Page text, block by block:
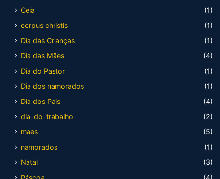
Ceia
(1)
corpus christis
(1)
Dia das Crianças
(1)
Dia das Mães
(4)
Dia do Pastor
(1)
Dia dos namorados
(1)
Dia dos Pais
(4)
dia-do-trabalho
(2)
maes
(5)
namorados
(1)
Natal
(3)
Páscoa
(4)